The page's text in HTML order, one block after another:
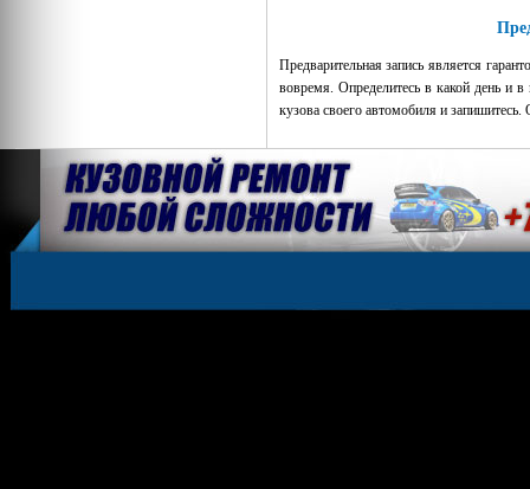
Предварительная запись является
вовремя. Определитесь в какой день и
кузова своего автомобиля и